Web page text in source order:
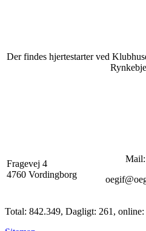
Der findes hjertestarter ved
Fragevej 4
4760 Vordingborg
Mail:
Total: 842.349, Dagligt: 261, online: